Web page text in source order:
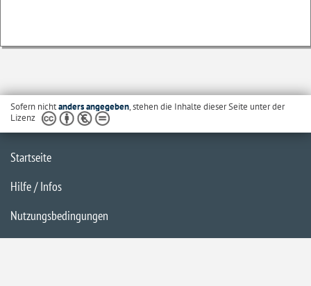
Sofern nichtanders angegeben, stehen die Inhalte dieser Seite unter der
Lizenz
Startseite
Hilfe / Infos
Nutzungsbedingungen